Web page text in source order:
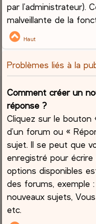
par l’administrateur).
malveillante de la
Haut
Problèmes liés à la
Comment créer un
réponse ?
Cliquez sur le bouton
d’un forum ou «
sujet. Il se peut que
enregistré pour
options disponibles
des forums, exemple
nouveaux sujets,
etc.